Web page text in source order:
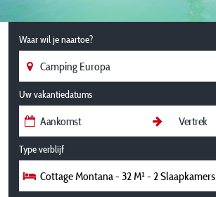
Waar wil je naartoe?
Uw vakantiedatums
Type verblijf
Cottage Montana - 32 M² - 2 Slaapkamers